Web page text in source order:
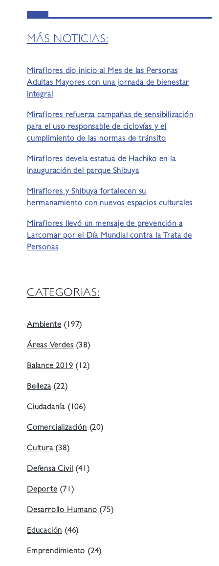
MÁS NOTICIAS:
Miraflores dio inicio al Mes de las Personas
Adultas Mayores con una jornada de bienestar
integral
Miraflores refuerza campañas de sensibilización
para el uso responsable de ciclovías y el
cumplimiento de las normas de tránsito
Miraflores devela estatua de Hachiko en la
inauguración del parque Shibuya
Miraflores y Shibuya fortalecen su
hermanamiento con nuevos espacios culturales
Miraflores llevó un mensaje de prevención a
Larcomar por el Día Mundial contra la Trata de
Personas
CATEGORIAS:
Ambiente (197)
Áreas Verdes (38)
Balance 2019 (12)
Belleza(22)
Ciudadanía (106)
Comercialización (20)
Cultura(38)
Defensa Civil (41)
Deporte (71)
Desarrollo Humano (75)
Educación (46)
Emprendimiento (24)